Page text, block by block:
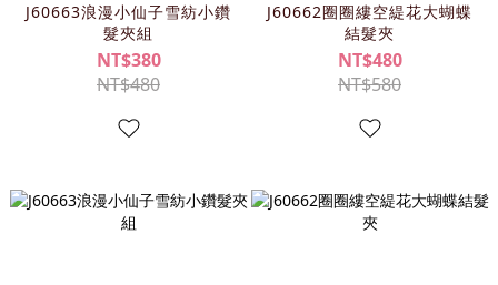
J60663浪漫小仙子雪紡小鑽
髮夾組
NT$380
NT$480
J60662圈圈縷空緹花大蝴蝶
結髮夾
NT$480
NT$580